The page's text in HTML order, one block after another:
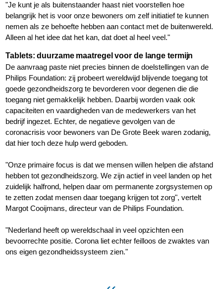
"Je kunt je als buitenstaander haast niet voorstellen hoe
belangrijk het is voor onze bewoners om zelf initiatief te kunnen
nemen als ze behoefte hebben aan contact met de buitenwereld.
Alleen al het idee dat het kan, dat doet al heel veel."
Tablets: duurzame maatregel voor de lange termijn
De aanvraag paste niet precies binnen de doelstellingen van de
Philips Foundation: zij probeert wereldwijd blijvende toegang tot
goede gezondheidszorg te bevorderen voor degenen die die
toegang niet gemakkelijk hebben. Daarbij worden vaak ook
capaciteiten en vaardigheden van de medewerkers van het
bedrijf ingezet. Echter, de negatieve gevolgen van de
coronacrisis voor bewoners van De Grote Beek waren zodanig,
dat hier toch deze hulp werd geboden.
"Onze primaire focus is dat we mensen willen helpen die afstand
hebben tot gezondheidszorg. We zijn actief in veel landen op het
zuidelijk halfrond, helpen daar om permanente zorgsystemen op
te zetten zodat mensen daar toegang krijgen tot zorg", vertelt
Margot Cooijmans, directeur van de Philips Foundation.
"Nederland heeft op wereldschaal in veel opzichten een
bevoorrechte positie. Corona liet echter feilloos de zwaktes van
ons eigen gezondheidssysteem zien."